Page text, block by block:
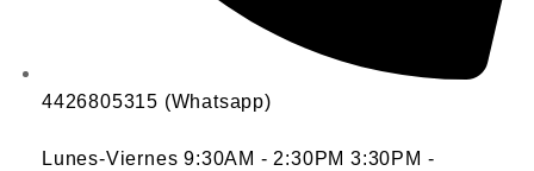
4426805315 (Whatsapp)
Lunes-Viernes 9:30AM - 2:30PM 3:30PM -